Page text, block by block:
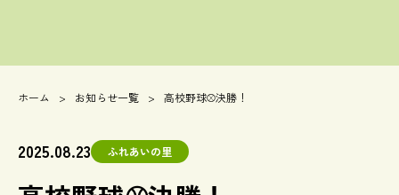
ホーム お知らせ一覧 高校野球⚾決勝！
2025.08.23 ふれあいの里